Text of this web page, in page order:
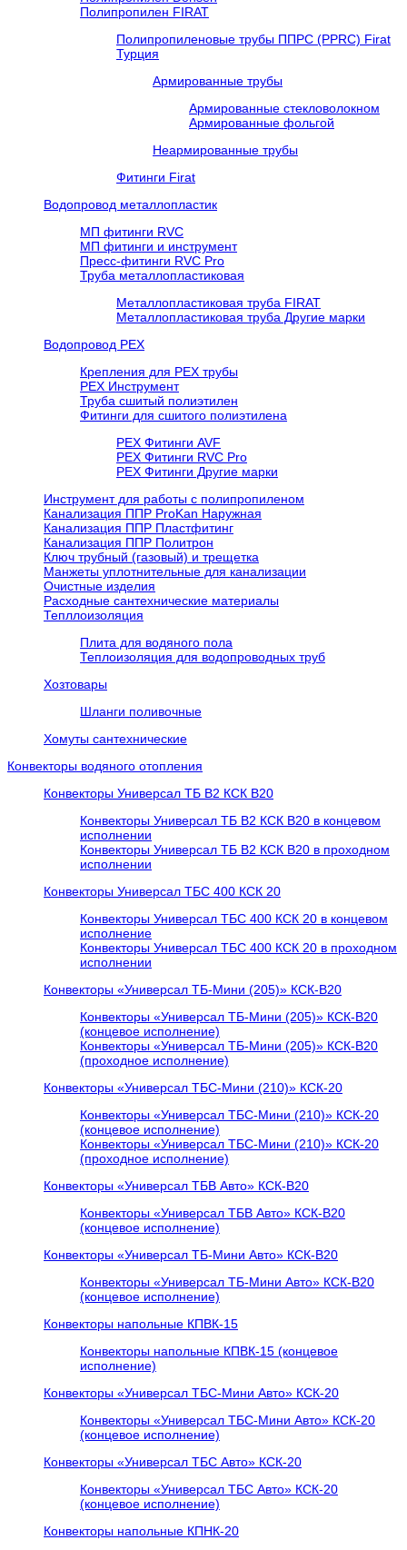
Полипропилен FIRAT
Полипропиленовые трубы ППРС (PPRC) Firat
Турция
Армированные трубы
Армированные стекловолокном
Армированные фольгой
Неармированные трубы
Фитинги Firat
Водопровод металлопластик
МП фитинги RVC
МП фитинги и инструмент
Пресс-фитинги RVC Pro
Труба металлопластиковая
Металлопластиковая труба FIRAT
Металлопластиковая труба Другие марки
Водопровод РЕХ
Крепления для РЕХ трубы
РЕХ Инструмент
Труба сшитый полиэтилен
Фитинги для сшитого полиэтилена
PEX Фитинги AVF
РЕХ Фитинги RVC Pro
РЕХ Фитинги Другие марки
Инструмент для работы с полипропиленом
Канализация ППР ProKan Наружная
Канализация ППР Пластфитинг
Канализация ППР Политрон
Ключ трубный (газовый) и трещетка
Манжеты уплотнительные для канализации
Очистные изделия
Расходные сантехнические материалы
Тепллоизоляция
Плита для водяного пола
Теплоизоляция для водопроводных труб
Хозтовары
Шланги поливочные
Хомуты сантехнические
Конвекторы водяного отопления
Конвекторы Универсал ТБ В2 КСК В20
Конвекторы Универсал ТБ В2 КСК В20 в концевом
исполнении
Конвекторы Универсал ТБ В2 КСК В20 в проходном
исполнении
Конвекторы Универсал ТБС 400 КСК 20
Конвекторы Универсал ТБС 400 КСК 20 в концевом
исполнение
Конвекторы Универсал ТБС 400 КСК 20 в проходном
исполнении
Конвекторы «Универсал ТБ-Мини (205)» КСК-В20
Конвекторы «Универсал ТБ-Мини (205)» КСК-В20
(концевое исполнение)
Конвекторы «Универсал ТБ-Мини (205)» КСК-В20
(проходное исполнение)
Конвекторы «Универсал ТБС-Мини (210)» КСК-20
Конвекторы «Универсал ТБС-Мини (210)» КСК-20
(концевое исполнение)
Конвекторы «Универсал ТБС-Мини (210)» КСК-20
(проходное исполнение)
Конвекторы «Универсал ТБВ Авто» КСК-В20
Конвекторы «Универсал ТБВ Авто» КСК-В20
(концевое исполнение)
Конвекторы «Универсал ТБ-Мини Авто» КСК-В20
Конвекторы «Универсал ТБ-Мини Авто» КСК-В20
(концевое исполнение)
Конвекторы напольные КПВК-15
Конвекторы напольные КПВК-15 (концевое
исполнение)
Конвекторы «Универсал ТБC-Мини Авто» КСК-20
Конвекторы «Универсал ТБC-Мини Авто» КСК-20
(концевое исполнение)
Конвекторы «Универсал ТБC Авто» КСК-20
Конвекторы «Универсал ТБC Авто» КСК-20
(концевое исполнение)
Конвекторы напольные КПНК-20